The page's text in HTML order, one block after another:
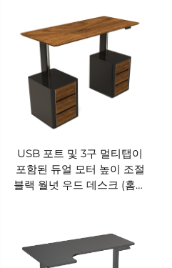
USB 포트 및 3구 멀티탭이
포함된 듀얼 모터 높이 조절
블랙 월넛 우드 데스크 (홈오